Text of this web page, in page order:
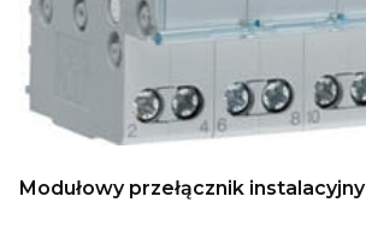
Modułowy przełącznik instalacyjny